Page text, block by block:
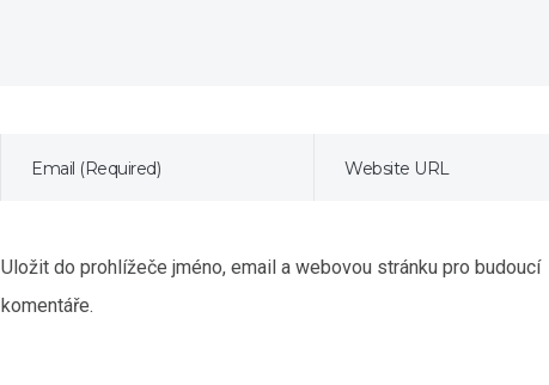
Uložit do prohlížeče jméno, email a webovou stránku pro budoucí
komentáře.